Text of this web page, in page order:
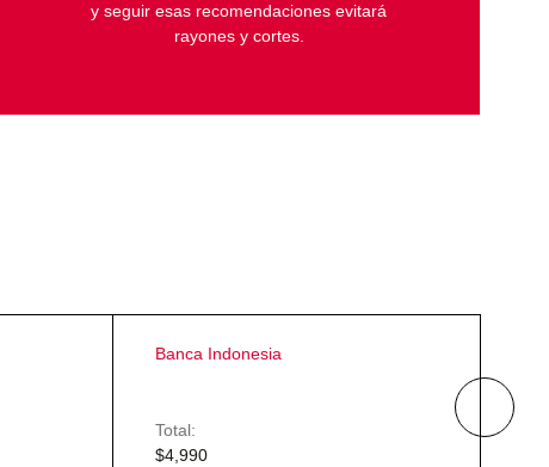
y seguir esas recomendaciones evitará
rayones y cortes.
Banca Indonesia
Total:
$4,990